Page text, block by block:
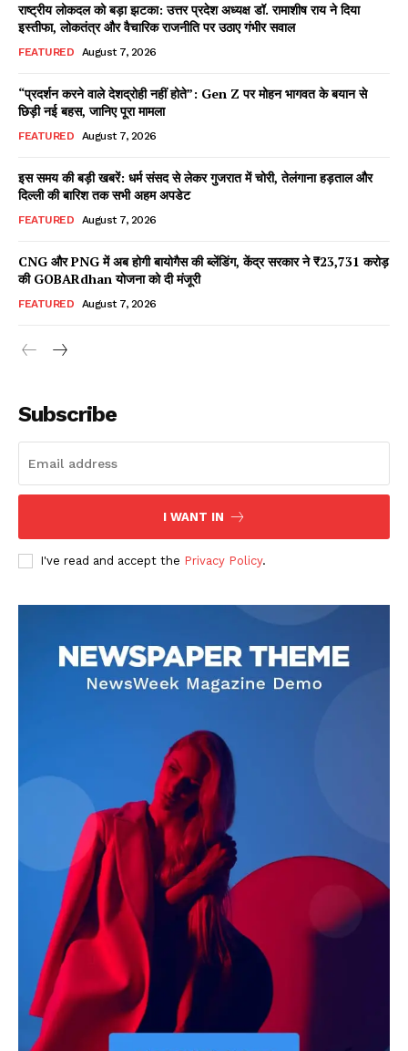
Facebook
X WhatsApp
Share
Read Latest News on AIN
DOWNLOAD NOW
AIN NEWS 1
Contact Us
About Us
Privacy Policy
Terms of Use Agreement
Facebook
X WhatsApp
Share
राष्ट्रीय लोकदल को बड़ा झटका: उत्तर प्रदेश अध्यक्ष डॉ. रामाशीष राय ने दिया
इस्तीफा, लोकतंत्र और वैचारिक राजनीति पर उठाए गंभीर सवाल
FEATURED August 7, 2026
“प्रदर्शन करने वाले देशद्रोही नहीं होते”: Gen Z पर मोहन भागवत के बयान से
छिड़ी नई बहस, जानिए पूरा मामला
FEATURED August 7, 2026
इस समय की बड़ी खबरें: धर्म संसद से लेकर गुजरात में चोरी, तेलंगाना हड़ताल और
दिल्ली की बारिश तक सभी अहम अपडेट
FEATURED August 7, 2026
CNG और PNG में अब होगी बायोगैस की ब्लेंडिंग, केंद्र सरकार ने ₹23,731 करोड़
की GOBARdhan योजना को दी मंजूरी
FEATURED August 7, 2026
Subscribe
I WANT IN
I've read and accept the Privacy Policy.